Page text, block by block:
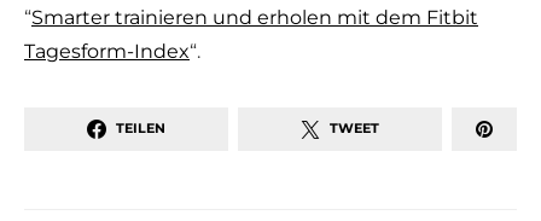
“Smarter trainieren und erholen mit dem Fitbit
Tagesform-Index“.
TEILEN TWEET